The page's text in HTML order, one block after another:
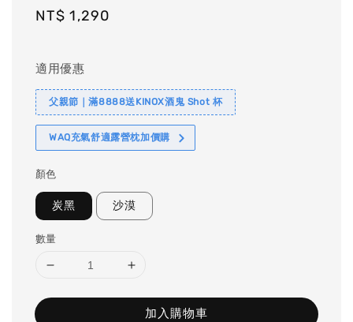
Regular
NT$ 1,290
適用優惠
父親節｜滿8888送KINOX酒鬼 Shot 杯
WAQ充氣舒適露營枕加價購
顏色
炭黑 沙漠
數量
加入購物車